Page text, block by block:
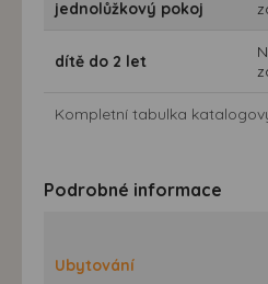
jednolůžkový pokoj
dítě do 2 let
Kompletní tabulka
Podrobné informace
Ubytování